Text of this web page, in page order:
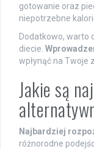
gotowanie oraz
niepotrzebne
Dodatkowo, warto
diecie.
wpłynąć na Twoje
Jakie są
Najbardziej
różnorodne